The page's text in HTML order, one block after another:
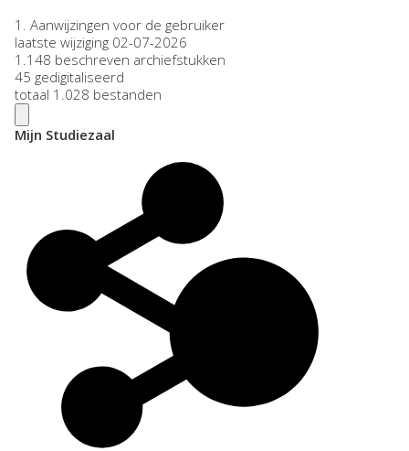
1. Aanwijzingen voor de gebruiker
laatste wijziging 02-07-2026
1.148 beschreven archiefstukken
45 gedigitaliseerd
totaal 1.028 bestanden
Mijn Studiezaal